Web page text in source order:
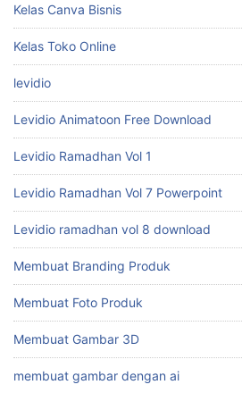
Kelas Canva Bisnis
Kelas Toko Online
levidio
Levidio Animatoon Free Download
Levidio Ramadhan Vol 1
Levidio Ramadhan Vol 7 Powerpoint
Levidio ramadhan vol 8 download
Membuat Branding Produk
Membuat Foto Produk
Membuat Gambar 3D
membuat gambar dengan ai